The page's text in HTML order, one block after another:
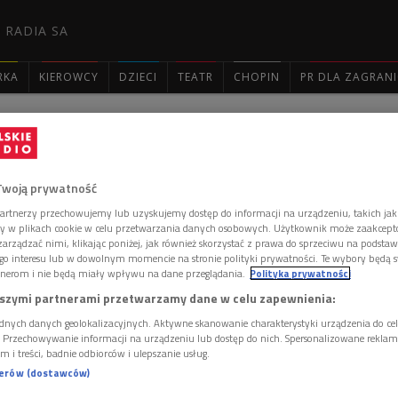
RADIA SA
KIEROWCY DZIECI TEATR CHOPIN PR DLA
Stampf'l
możesz być pierwszy!
KOMENTARZ
prywatność
przechowujemy lub uzyskujemy dostęp do informacji na urządzeniu, takich
w plikach cookie w celu przetwarzania danych osobowych. Użytkownik może
nimi, klikając poniżej, jak również skorzystać z prawa do sprzeciwu na
interesu lub w dowolnym momencie na stronie polityki prywatności. Te wybory będą
i nie będą miały wpływu na dane przeglądania. Polityka prywatności
partnerami przetwarzamy dane w celu zapewnienia:
danych geolokalizacyjnych. Aktywne skanowanie charakterystyki urządzenia do
informacji na urządzeniu lub dostęp do nich. Spersonalizowane
i treści, badnie odbiorców i ulepszanie usług.
(dostawców)